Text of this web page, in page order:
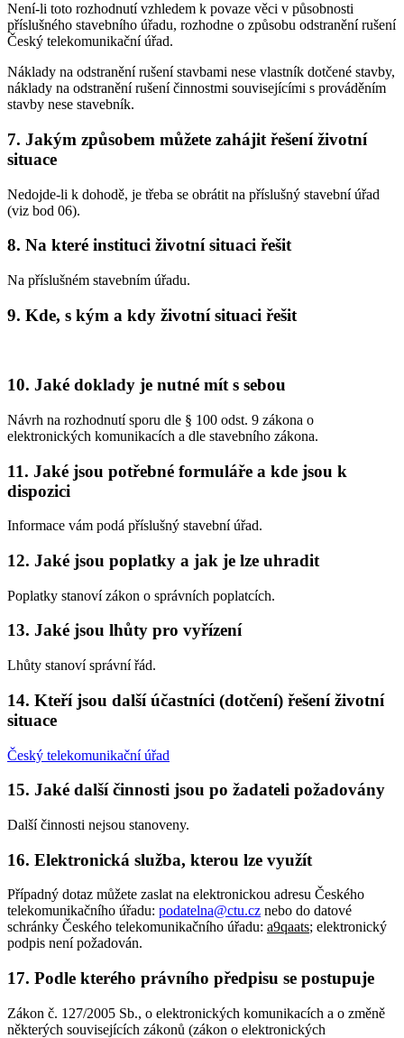
Není-li toto rozhodnutí vzhledem k povaze věci v působnosti
příslušného stavebního úřadu, rozhodne o způsobu odstranění rušení
Český telekomunikační úřad.
Náklady na odstranění rušení stavbami nese vlastník dotčené stavby,
náklady na odstranění rušení činnostmi souvisejícími s prováděním
stavby nese stavebník.
7. Jakým způsobem můžete zahájit řešení životní
situace
Nedojde-li k dohodě, je třeba se obrátit na příslušný stavební úřad
(viz bod 06).
8. Na které instituci životní situaci řešit
Na příslušném stavebním úřadu.
9. Kde, s kým a kdy životní situaci řešit
10. Jaké doklady je nutné mít s sebou
Návrh na rozhodnutí sporu dle § 100 odst. 9 zákona o
elektronických komunikacích a dle stavebního zákona.
11. Jaké jsou potřebné formuláře a kde jsou k
dispozici
Informace vám podá příslušný stavební úřad.
12. Jaké jsou poplatky a jak je lze uhradit
Poplatky stanoví zákon o správních poplatcích.
13. Jaké jsou lhůty pro vyřízení
Lhůty stanoví správní řád.
14. Kteří jsou další účastníci (dotčení) řešení životní
situace
Český telekomunikační úřad
15. Jaké další činnosti jsou po žadateli požadovány
Další činnosti nejsou stanoveny.
16. Elektronická služba, kterou lze využít
Případný dotaz můžete zaslat na elektronickou adresu Českého
telekomunikačního úřadu: podatelna@ctu.cz nebo do datové
schránky Českého telekomunikačního úřadu: a9qaats; elektronický
podpis není požadován.
17. Podle kterého právního předpisu se postupuje
Zákon č. 127/2005 Sb., o elektronických komunikacích a o změně
některých souvisejících zákonů (zákon o elektronických